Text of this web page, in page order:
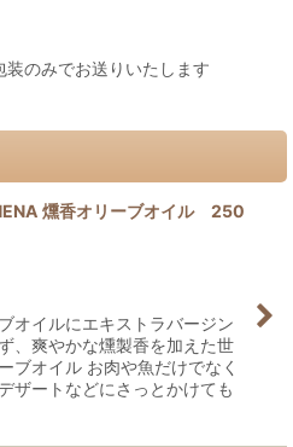
のみでお送りいたします
燻香オリーブオイル 250
オイルにエキストラバージン
、爽やかな燻製香を加えた世
ブオイル お肉や魚だけでなく
ザートなどにさっとかけても